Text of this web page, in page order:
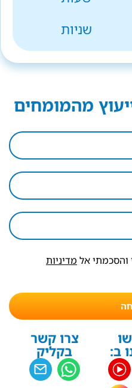
שניות
מהמומחים
והסכמתי אל מדיניות
ב:
צרו קשר
בקליק